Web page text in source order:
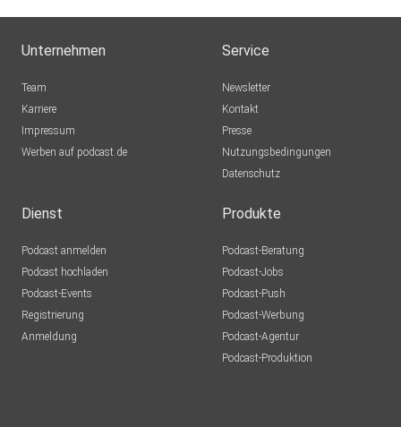
Unternehmen
Team
Karriere
Impressum
Werben auf podcast.de
Service
Newsletter
Kontakt
Presse
Nutzungsbedingungen
Datenschutz
Dienst
Podcast anmelden
Podcast hochladen
Podcast-Events
Registrierung
Anmeldung
Produkte
Podcast-Beratung
Podcast-Jobs
Podcast-Push
Podcast-Werbung
Podcast-Agentur
Podcast-Produktion